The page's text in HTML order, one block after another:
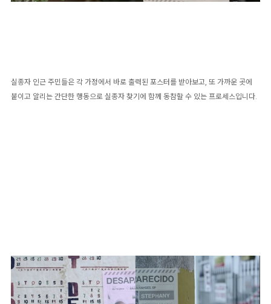
실종자 인근 주민들은 각 가정에서 바로 출력된 포스터를 받아보고, 또 가까운 곳에
붙이고 알리는 간단한 행동으로 실종자 찾기에 함께 동참할 수 있는 프로세스입니다.